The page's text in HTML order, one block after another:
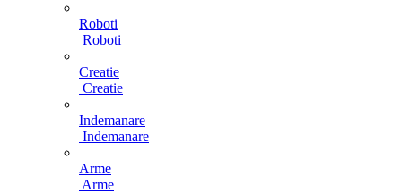
Roboti
Roboti
Creatie
Creatie
Indemanare
Indemanare
Arme
Arme